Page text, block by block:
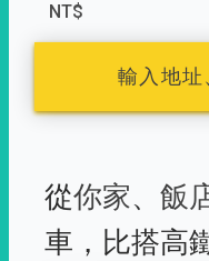
NT$
輸入地
從你家、 飯
車， 比搭高